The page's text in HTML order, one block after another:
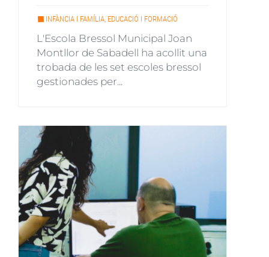
INFÀNCIA I FAMÍLIA, EDUCACIÓ I FORMACIÓ
L'Escola Bressol Municipal Joan
Montllor de Sabadell ha acollit una
trobada de les set escoles bressol
gestionades per...